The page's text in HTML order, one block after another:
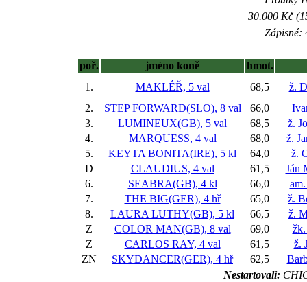
30.000 Kč
Zápisné:
poř. jméno koně
hmot.
1.
MAKLÉŘ, 5 val 68,5
ž.
2.
STEP FORWARD(SLO), 8 val 66,0
3.
LUMINEUX(GB), 5 val 68,5
ž.
4.
MARQUESS, 4 val 68,0
ž.
5.
KEYTA BONITA(IRE), 5 kl 64,0
ž.
D
CLAUDIUS, 4 val 61,5
Ján
6.
SEABRA(GB), 4 kl 66,0
7.
THE BIG(GER), 4 hř 65,0
ž.
8.
LAURA LUTHY(GB), 5 kl 66,5
ž.
Z
COLOR MAN(GB), 8 val 69,0
Z
CARLOS RAY, 4 val 61,5
ž.
ZN
SKYDANCER(GER), 4 hř 62,5
Nestartovali: